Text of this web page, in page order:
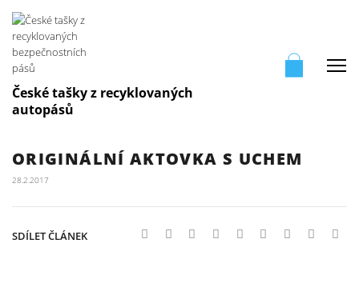
České tašky z recyklovaných
autopásů
ORIGINÁLNÍ AKTOVKA S UCHEM
28.2.2017
SDÍLET ČLÁNEK